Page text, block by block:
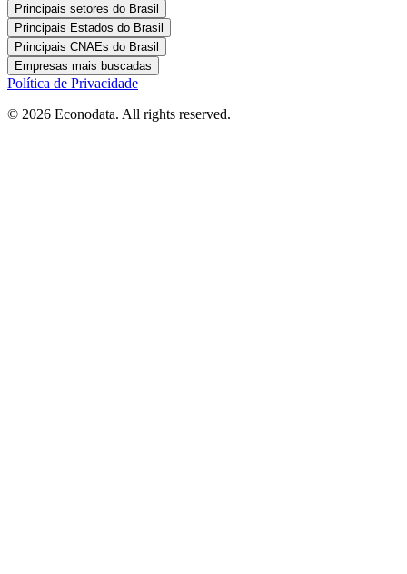
Principais setores do Brasil
Principais Estados do Brasil
Principais CNAEs do Brasil
Empresas mais buscadas
Política de Privacidade
© 2026 Econodata. All rights reserved.